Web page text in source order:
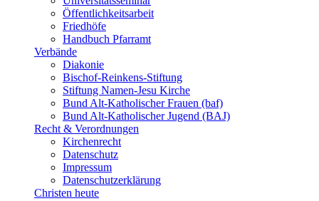
Öffentlichkeitsarbeit
Friedhöfe
Handbuch Pfarramt
Verbände
Diakonie
Bischof-Reinkens-Stiftung
Stiftung Namen-Jesu Kirche
Bund Alt-Katholischer Frauen (baf)
Bund Alt-Katholischer Jugend (BAJ)
Recht & Verordnungen
Kirchenrecht
Datenschutz
Impressum
Datenschutzerklärung
Christen heute